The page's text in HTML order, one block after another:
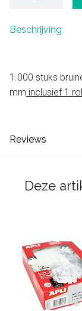
Beschrijving
1.000 stuks
mm inclusief 1
Reviews
Deze